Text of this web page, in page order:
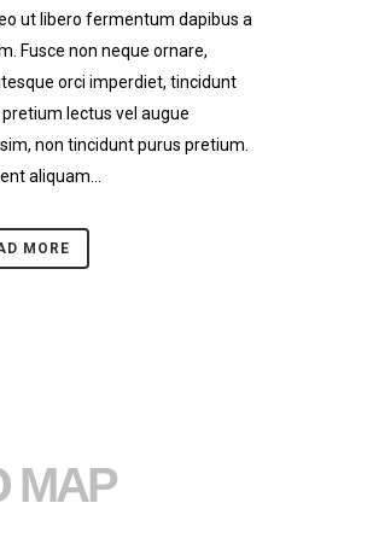
ut libero fermentum dapibus a
Fusce non neque ornare,
orci imperdiet, tincidunt
pretium lectus vel augue
non tincidunt purus pretium.
aliquam...
MORE
ΜΑΡ